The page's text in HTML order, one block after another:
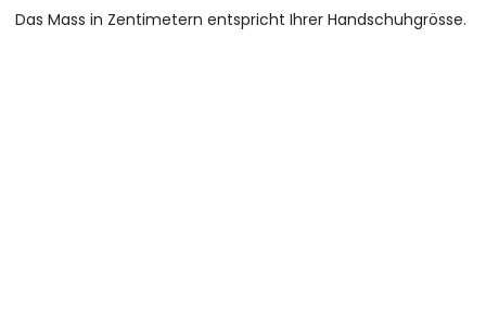
Das Mass in Zentimetern entspricht Ihrer Handschuhgrösse.